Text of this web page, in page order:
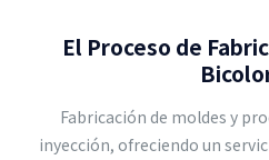
El Proceso de
Fabricación de moldes y
inyección, ofreciendo un